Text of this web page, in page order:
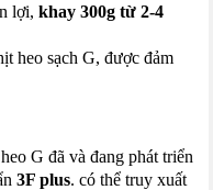
lợi,khay 300g từ 2-4
heo sạch G, được đảm
G đã và đang phát triển
3F plus. có thể truy xuất